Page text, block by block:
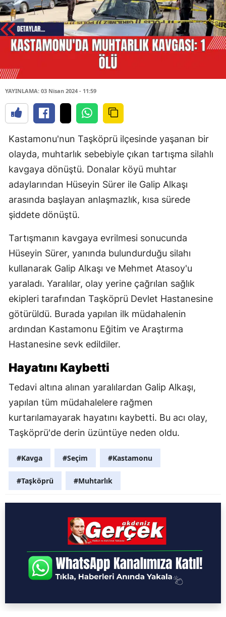
YAYINLAMA: 03 Nisan 2024 - 11:59
Kastamonu'nun Taşköprü ilçesinde yaşanan bir
olayda, muhtarlık sebebiyle çıkan tartışma silahlı
kavgaya dönüştü. Donalar köyü muhtar
adaylarından Hüseyin Sürer ile Galip Alkaşı
arasında başlayan anlaşmazlık, kısa sürede
şiddete dönüştü.
Tartışmanın kavgaya evrilmesi sonucunda
Hüseyin Sürer, yanında bulundurduğu silahı
kullanarak Galip Alkaşı ve Mehmet Atasoy'u
yaraladı. Yaralılar, olay yerine çağrılan sağlık
ekipleri tarafından Taşköprü Devlet Hastanesine
götürüldü. Burada yapılan ilk müdahalenin
ardından Kastamonu Eğitim ve Araştırma
Hastanesine sevk edildiler.
Hayatını Kaybetti
Tedavi altına alınan yaralılardan Galip Alkaşı,
yapılan tüm müdahalelere rağmen
kurtarılamayarak hayatını kaybetti. Bu acı olay,
Taşköprü'de derin üzüntüye neden oldu.
#Kavga #Seçim #Kastamonu
#Taşköprü #Muhtarlık